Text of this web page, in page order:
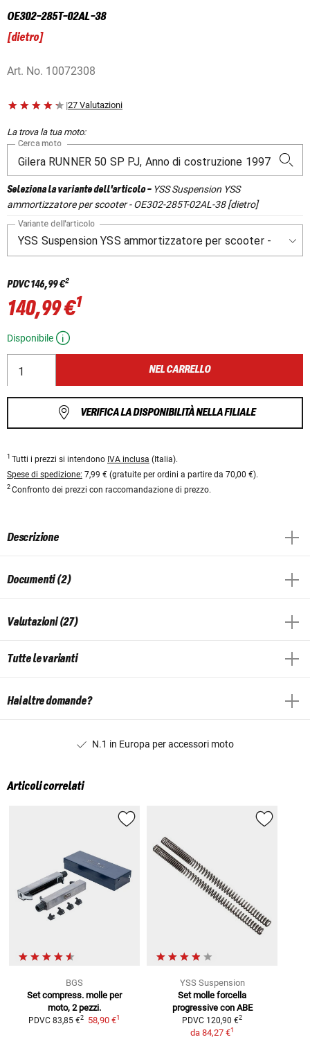
OE302-285T-02AL-38
[dietro]
Art. No. 10072308
|27 Valutazioni
La trova la tua moto:
Cerca moto
Seleziona la variante dell'articolo- YSS Suspension YSS
ammortizzatore per scooter - OE302-285T-02AL-38 [dietro]
Variante dell'articolo
PDVC146,99 €2
140,99 €1
Disponibile
NEL CARRELLO
VERIFICA LA DISPONIBILITÀ NELLA FILIALE
1 Tutti i prezzi si intendono IVA inclusa (Italia).
Spese di spedizione: 7,99 € (gratuite per ordini a partire da 70,00 €).
2 Confronto dei prezzi con raccomandazione di prezzo.
Descrizione
Documenti (2)
Valutazioni (27)
Tutte le varianti
Hai altre domande?
N.1 in Europa per accessori moto
Articoli correlati
BGS
Set compress. molle per
moto, 2 pezzi.
PDVC 83,85 €2 58,90 €1
YSS Suspension
Set molle forcella
progressive con ABE
PDVC 120,90 €2
da 84,27 €1